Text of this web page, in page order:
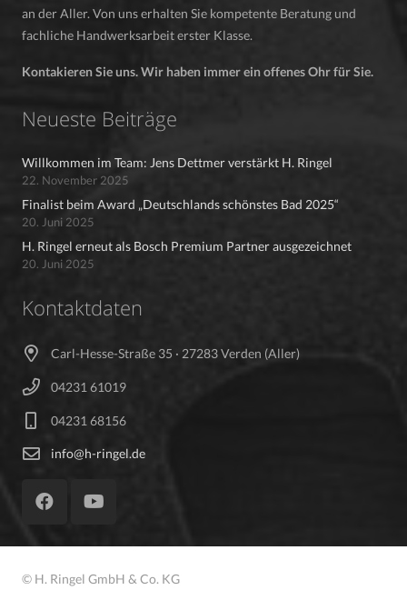
an der Aller. Von uns erhalten Sie kompetente Beratung und
fachliche Handwerksarbeit erster Klasse.
Kontakieren Sie uns. Wir haben immer ein offenes Ohr für Sie.
Neueste Beiträge
Willkommen im Team: Jens Dettmer verstärkt H. Ringel
22. November 2025
Finalist beim Award „Deutschlands schönstes Bad 2025“
20. Juni 2025
H. Ringel erneut als Bosch Premium Partner ausgezeichnet
20. Juni 2025
Kontaktdaten
Carl-Hesse-Straße 35 · 27283 Verden (Aller)
04231 61019
04231 68156
info@h-ringel.de
© H. Ringel GmbH & Co. KG